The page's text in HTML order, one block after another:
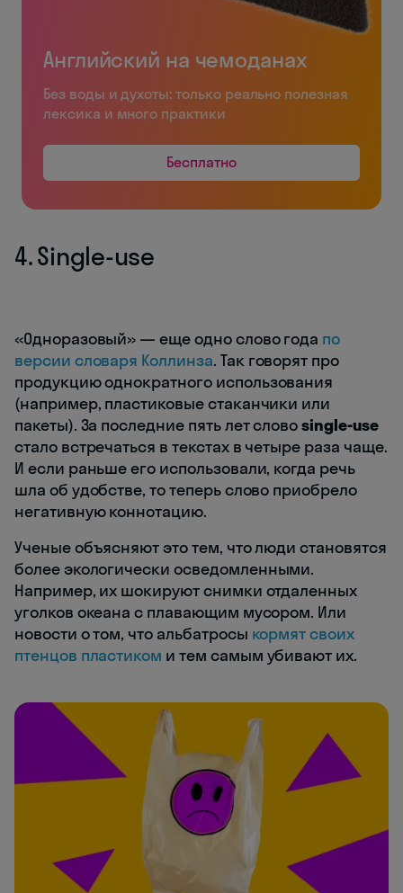
Английский на чемоданах
Без воды и духоты: только реально полезная
лексика и много практики
Бесплатно
4. Single-use
«Одноразовый» — еще одно слово года по
версии словаря Коллинза. Так говорят про
продукцию однократного использования
(например, пластиковые стаканчики или
пакеты). За последние пять лет словоsingle-use
стало встречаться в текстах в четыре раза чаще.
И если раньше его использовали, когда речь
шла об удобстве, то теперь слово приобрело
негативную коннотацию.
Ученые объясняют это тем, что люди становятся
более экологически осведомленными.
Например, их шокируют снимки отдаленных
уголков океана с плавающим мусором. Или
новости о том, что альбатросы кормят своих
птенцов пластиком и тем самым убивают их.